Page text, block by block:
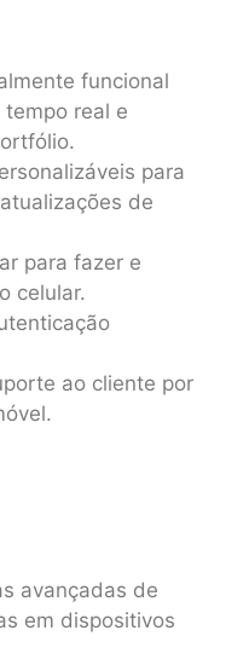
funcional
real e
para
de
para fazer e
celular.
ao cliente por
avançadas de
em dispositivos